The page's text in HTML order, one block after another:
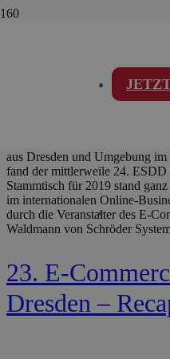
Dresden –
aus Dresden und Umgebung
fand der mittlerweile 24. ESDD
Stammtisch für 2019 stand
im internationalen Online-
durch die Veranstalter des E-
Waldmann von Schröder
23. E-
Dresden –